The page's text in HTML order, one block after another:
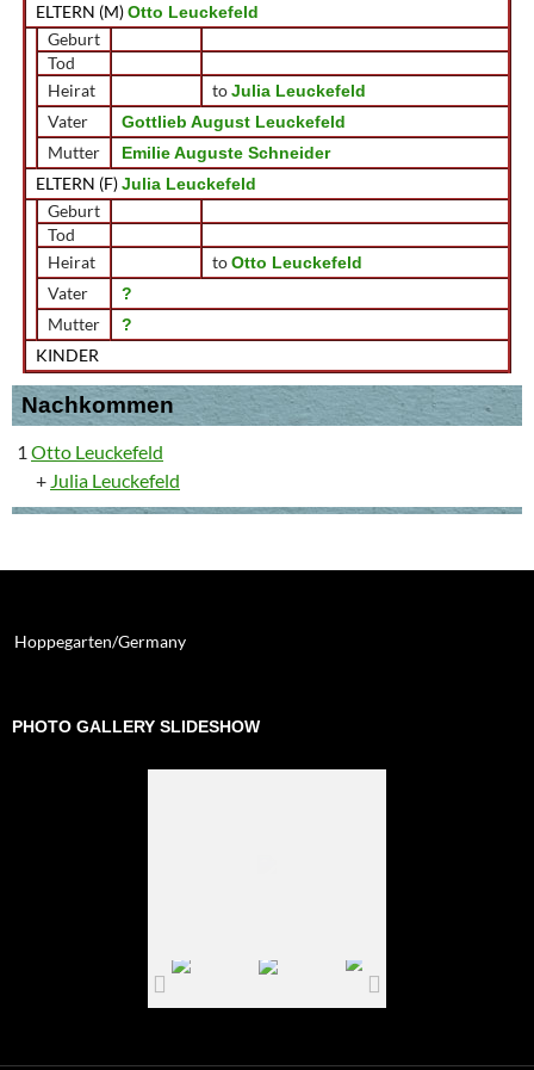
ELTERN (M)Otto Leuckefeld
Geburt
Tod
Heirat
toJulia Leuckefeld
Vater Gottlieb August Leuckefeld
Mutter Emilie Auguste Schneider
ELTERN (F)Julia Leuckefeld
Geburt
Tod
Heirat
toOtto Leuckefeld
Vater ?
Mutter ?
KINDER
Nachkommen
1 Otto Leuckefeld
+ Julia Leuckefeld
Hoppegarten/Germany
PHOTO GALLERY SLIDESHOW